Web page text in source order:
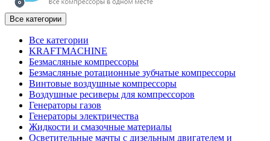
Все категории
Все категории
KRAFTMACHINE
Безмасляные компрессоры
Безмасляные ротационные зубчатые компрессоры
Винтовые воздушные компрессоры
Воздушные ресиверы для компрессоров
Генераторы газов
Генераторы электричества
Жидкости и смазочные материалы
Осветительные мачты с дизельным двигателем и